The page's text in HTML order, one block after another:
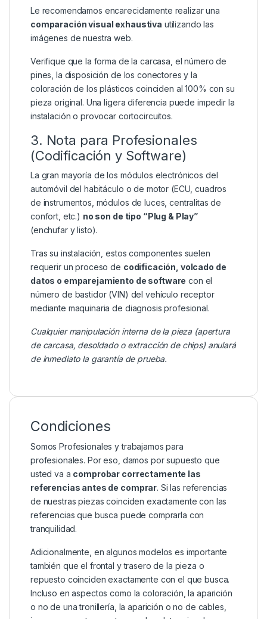
Le recomendamos encarecidamente realizar una
comparación visual exhaustiva utilizando las
imágenes de nuestra web.
Verifique que la forma de la carcasa, el número de
pines, la disposición de los conectores y la
coloración de los plásticos coinciden al 100% con su
pieza original. Una ligera diferencia puede impedir la
instalación o provocar cortocircuitos.
3. Nota para Profesionales
(Codificación y Software)
La gran mayoría de los módulos electrónicos del
automóvil del habitáculo o de motor (ECU, cuadros
de instrumentos, módulos de luces, centralitas de
confort, etc.) no son de tipo “Plug & Play”
(enchufar y listo).
Tras su instalación, estos componentes suelen
requerir un proceso de codificación, volcado de
datos o emparejamiento de software con el
número de bastidor (VIN) del vehículo receptor
mediante maquinaria de diagnosis profesional.
Cualquier manipulación interna de la pieza (apertura
de carcasa, desoldado o extracción de chips) anulará
de inmediato la garantía de prueba.
Condiciones
Somos Profesionales y trabajamos para
profesionales. Por eso, damos por supuesto que
usted va a comprobar correctamente las
referencias antes de comprar. Si las referencias
de nuestras piezas coinciden exactamente con las
referencias que busca puede comprarla con
tranquilidad.
Adicionalmente, en algunos modelos es importante
también que el frontal y trasero de la pieza o
repuesto coinciden exactamente con el que busca.
Incluso en aspectos como la coloración, la aparición
o no de una tronillería, la aparición o no de cables,